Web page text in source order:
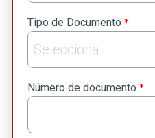
Tipo de Documento *
Selecciona
Número de documento *